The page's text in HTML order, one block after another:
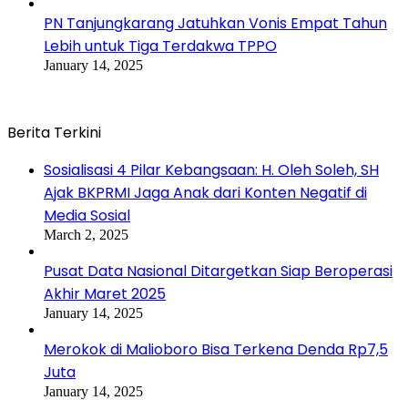
PN Tanjungkarang Jatuhkan Vonis Empat Tahun
Lebih untuk Tiga Terdakwa TPPO
January 14, 2025
Berita Terkini
Sosialisasi 4 Pilar Kebangsaan: H. Oleh Soleh, SH
Ajak BKPRMI Jaga Anak dari Konten Negatif di
Media Sosial
March 2, 2025
Pusat Data Nasional Ditargetkan Siap Beroperasi
Akhir Maret 2025
January 14, 2025
Merokok di Malioboro Bisa Terkena Denda Rp7,5
Juta
January 14, 2025